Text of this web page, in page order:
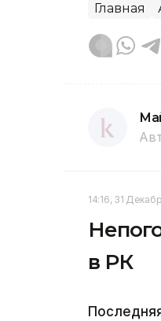
Главная
14:16, 31
в РК